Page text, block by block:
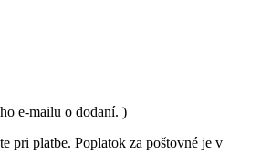
e-mailu o dodaní. )
pri platbe. Poplatok za poštovné je v